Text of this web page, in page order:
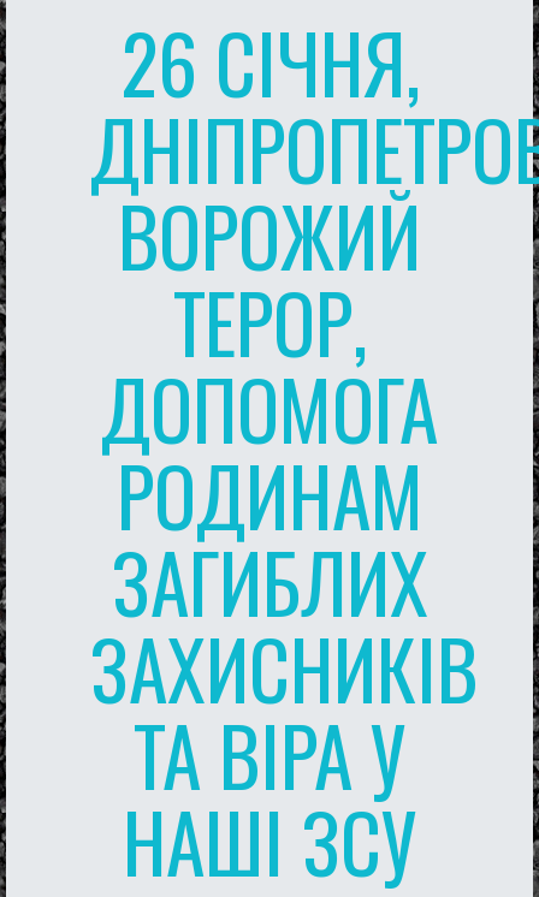
26 СІЧНЯ,
ВОРОЖИЙ
ТЕРОР,
ДОПОМОГА
РОДИНАМ
ЗАГИБЛИХ
ЗАХИСНИКІВ
ТА ВІРА У
НАШІ ЗСУ